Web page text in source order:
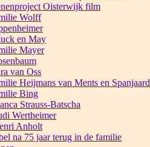
Oisterwijk film
Wolff
en May
Mayer
van Oss
Heijmans van Ments en Spanjaard
Bing
Strauss-Batscha
Wertheimer
Anholt
na 75 jaar terug in de familie